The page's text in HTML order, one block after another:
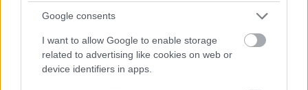
Google consents
I want to allow Google to enable storage
related to advertising like cookies on web or
device identifiers in apps.